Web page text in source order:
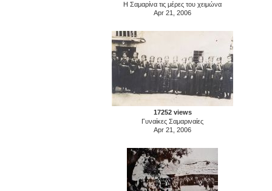
Η Σαμαρίνα τις μέρες του χειμώνα
Apr 21, 2006
17252 views
Γυναίκες Σαμαριναίες
Apr 21, 2006